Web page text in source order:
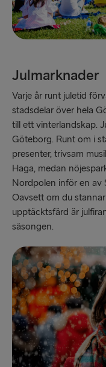
Julmarknader
Varje år runt juletid
stadsdelar över hela
till ett vinterlandskap.
Göteborg. Runt om i
presenter, trivsam
Haga, medan
Nordpolen inför en av
Oavsett om du
upptäcktsfärd är
säsongen.